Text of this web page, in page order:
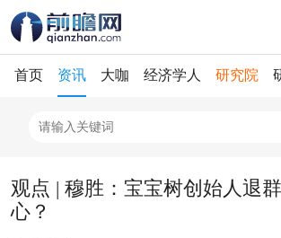
首页 资讯 大咖 经济学人 研究院
观点 | 穆胜：宝宝树创始人退
心？